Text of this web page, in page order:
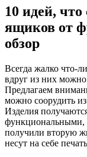
10 идей,
ящиков от
обзор
Всегда жалко что-
вдруг из них
Предлагаем
можно соорудить
Изделия
функциональными,
получили вторую
несут на себе